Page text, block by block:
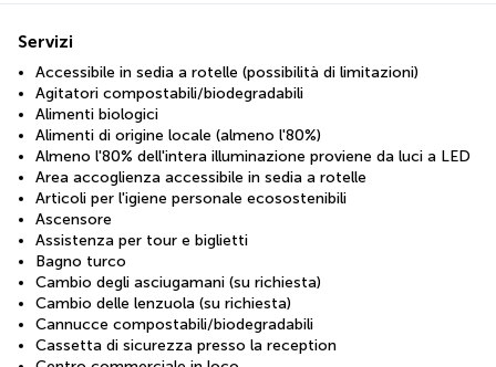
Servizi
Accessibile in sedia a rotelle (possibilità di limitazioni)
Agitatori compostabili/biodegradabili
Alimenti biologici
Alimenti di origine locale (almeno l'80%)
Almeno l'80% dell'intera illuminazione proviene da luci a LED
Area accoglienza accessibile in sedia a rotelle
Articoli per l'igiene personale ecosostenibili
Ascensore
Assistenza per tour e biglietti
Bagno turco
Cambio degli asciugamani (su richiesta)
Cambio delle lenzuola (su richiesta)
Cannucce compostabili/biodegradabili
Cassetta di sicurezza presso la reception